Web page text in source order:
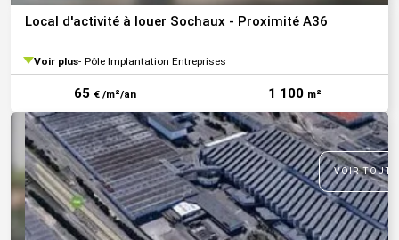
Local d'activité à louer Sochaux - Proximité A36
Voir plus Pôle Implantation Entreprises
65 € /m²/an 1 100 m²
VOIR